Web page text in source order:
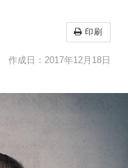
印刷
作成日：2017年12月18日